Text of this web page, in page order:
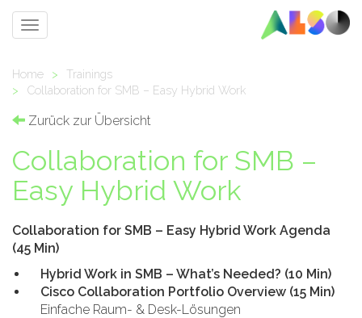
Toggle
Home >
Trainings
>
Collaboration for SMB – Easy Hybrid Work
Zurück zur Übersicht
Collaboration for SMB –
Easy Hybrid Work
Collaboration for SMB – Easy Hybrid Work Agenda
(45 Min)
Hybrid Work in SMB – What’s Needed? (10 Min)
Cisco Collaboration Portfolio Overview (15 Min)
Einfache Raum- & Desk-Lösungen